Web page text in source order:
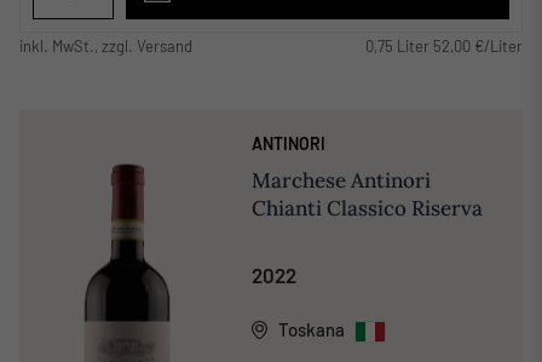
inkl. MwSt., zzgl. Versand 0,75 Liter 52,00 €/Liter
ANTINORI
Marchese Antinori
Chianti Classico Riserva
2022
Toskana